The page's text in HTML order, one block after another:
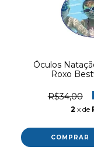
Óculos
Roxo
R$34,00
2 x de